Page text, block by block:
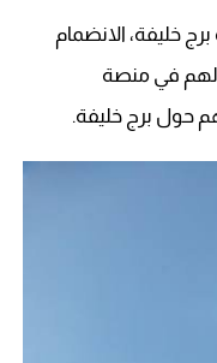
خليفة، الانضمام
لهم في منصة
حول برج خليفة.